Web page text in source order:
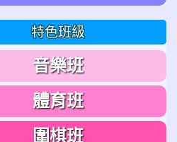
特色班級
音樂班
體育班
圍棋班